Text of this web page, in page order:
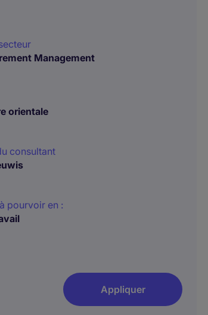
Management
orientale
consultant
pourvoir en :
Appliquer